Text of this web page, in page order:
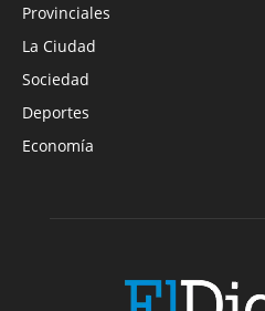
Provinciales
La Ciudad
Sociedad
Deportes
Economía